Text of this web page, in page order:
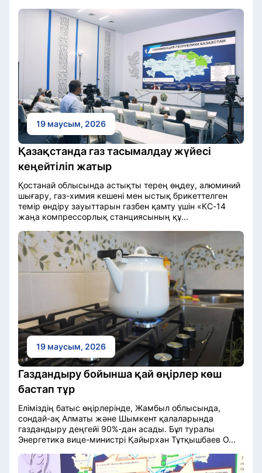
19 маусым, 2026
Қазақстанда газ тасымалдау жүйесі
кеңейтіліп жатыр
Қостанай облысында астықты терең өңдеу, алюминий
шығару, газ-химия кешені мен ыстық брикеттелген
темір өндіру зауыттарын газбен қамту үшін «КС-14
жаңа компрессорлық станциясының құ...
19 маусым, 2026
Газдандыру бойынша қай өңірлер көш
бастап тұр
Еліміздің батыс өңірлерінде, Жамбыл облысында,
сондай-ақ Алматы және Шымкент қалаларында
газдандыру деңгейі 90%-дан асады. Бұл туралы
Энергетика вице-министрі Қайырхан Тұтқышбаев О...